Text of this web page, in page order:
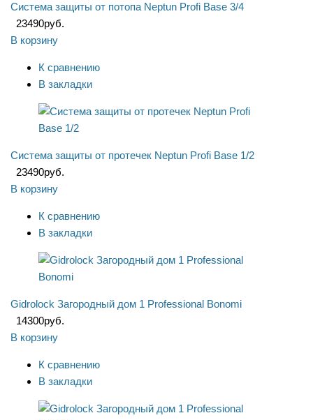
Система защиты от потопа Neptun Profi Base 3/4
23490руб.
В корзину
К сравнению
В закладки
Система защиты от протечек Neptun Profi Base 1/2
23490руб.
В корзину
К сравнению
В закладки
Gidrolock Загородный дом 1 Professional Bonomi
14300руб.
В корзину
К сравнению
В закладки